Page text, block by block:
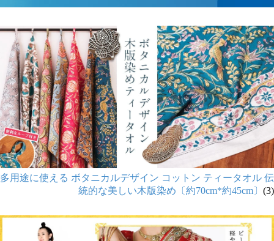
多用途に使える ボタニカルデザイン コットン ティータオル 伝
統的な美しい木版染め〔約70cm*約45cm〕 (3)